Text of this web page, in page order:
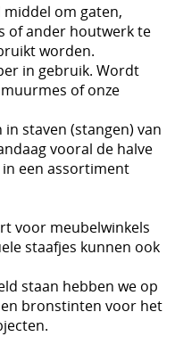
middel om gaten,
of ander houtwerk te
worden.
in gebruik. Wordt
of onze
staven (stangen) van
vooral de halve
een assortiment
voor meubelwinkels
staafjes kunnen ook
staan hebben we op
bronstinten voor het